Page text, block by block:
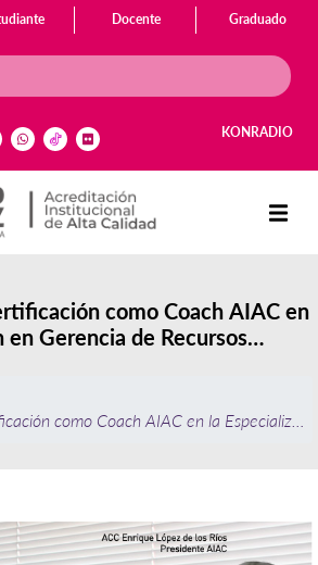
Docente Graduado
KONRADIO
como Coach AIAC en
en Gerencia de Recursos
como Coach AIAC en la